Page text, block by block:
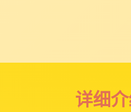
详细